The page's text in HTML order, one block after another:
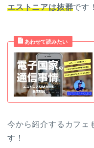
エストニアは抜群です
今から紹介するカフェ
す！